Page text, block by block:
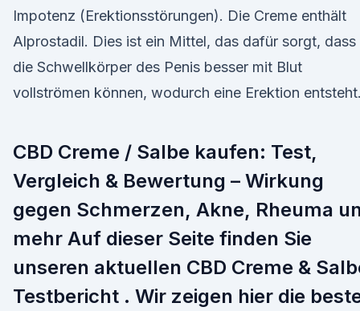
Impotenz (Erektionsstörungen). Die Creme enthält
Alprostadil. Dies ist ein Mittel, das dafür sorgt, dass
die Schwellkörper des Penis besser mit Blut
vollströmen können, wodurch eine Erektion entsteht.
CBD Creme / Salbe kaufen: Test,
Vergleich & Bewertung – Wirkung
gegen Schmerzen, Akne, Rheuma
mehr Auf dieser Seite finden Sie
unseren aktuellen CBD Creme &
Testbericht . Wir zeigen hier die